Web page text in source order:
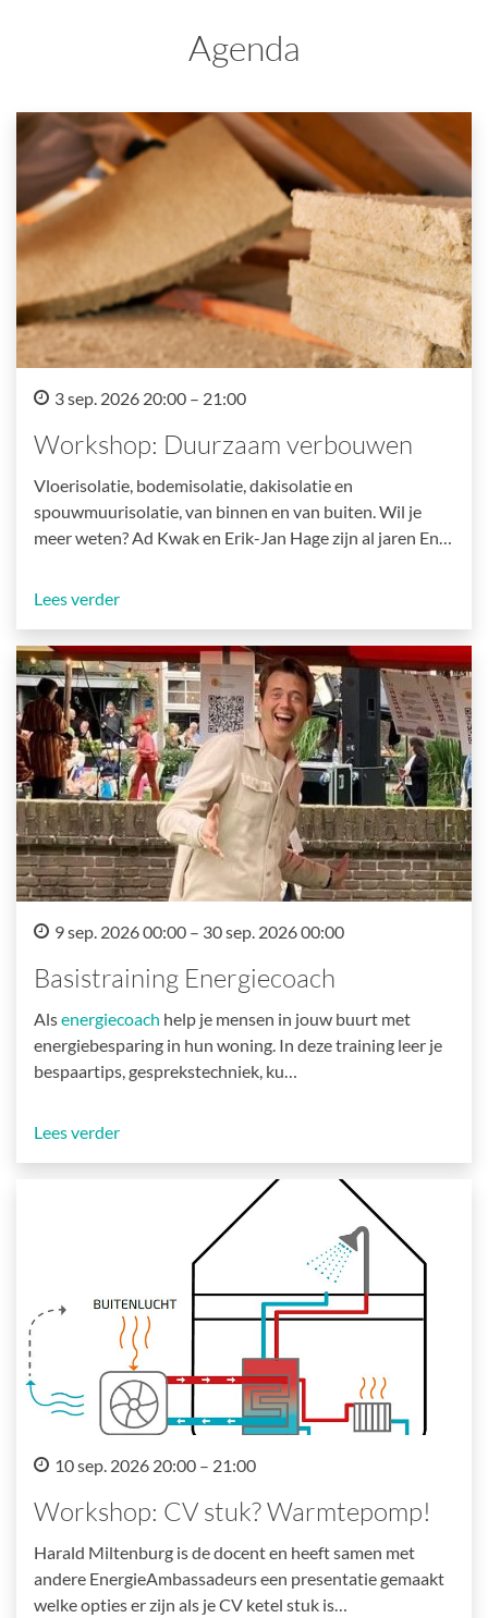
Agenda
3 sep. 2026 20:00 – 21:00
Workshop: Duurzaam verbouwen
Vloerisolatie, bodemisolatie, dakisolatie en
spouwmuurisolatie, van binnen en van buiten. Wil je
meer weten? Ad Kwak en Erik-Jan Hage zijn al jaren En…
Lees verder
9 sep. 2026 00:00 – 30 sep. 2026 00:00
Basistraining Energiecoach
Alsenergiecoach help je mensen in jouw buurt met
energiebesparing in hun woning. In deze training leer je
bespaartips, gesprekstechniek, ku…
Lees verder
10 sep. 2026 20:00 – 21:00
Workshop: CV stuk? Warmtepomp!
Harald Miltenburg is de docent en heeft samen met
andere EnergieAmbassadeurs een presentatie gemaakt
welke opties er zijn als je CV ketel stuk is…